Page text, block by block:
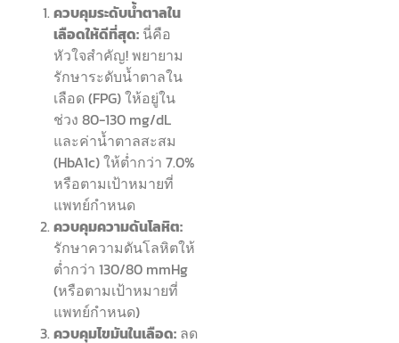
ควบคุมระดับน้ำตาลใน
เลือดให้ดีที่สุด: นี่คือ
หัวใจสำคัญ! พยายาม
รักษาระดับน้ำตาลใน
เลือด (FPG) ให้อยู่ใน
ช่วง 80-130 mg/dL
และค่าน้ำตาลสะสม
(HbA1c) ให้ต่ำกว่า 7.0%
หรือตามเป้าหมายที่
แพทย์กำหนด
ควบคุมความดันโลหิต:
รักษาความดันโลหิตให้
ต่ำกว่า 130/80 mmHg
(หรือตามเป้าหมายที่
แพทย์กำหนด)
ควบคุมไขมันในเลือด: ลด